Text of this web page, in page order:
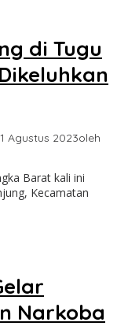
di Tugu
Agustus 2023oleh
Barat kali ini
Kecamatan
Narkoba